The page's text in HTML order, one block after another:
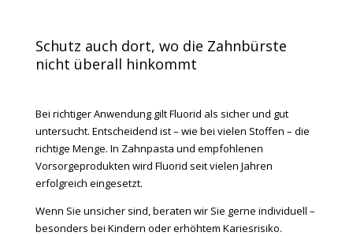
Schutz auch dort, wo die Zahnbürste
nicht überall hinkommt
Bei richtiger Anwendung gilt Fluorid als sicher und gut
untersucht. Entscheidend ist – wie bei vielen Stoffen – die
richtige Menge. In Zahnpasta und empfohlenen
Vorsorgeprodukten wird Fluorid seit vielen Jahren
erfolgreich eingesetzt.
Wenn Sie unsicher sind, beraten wir Sie gerne individuell –
besonders bei Kindern oder erhöhtem Kariesrisiko.